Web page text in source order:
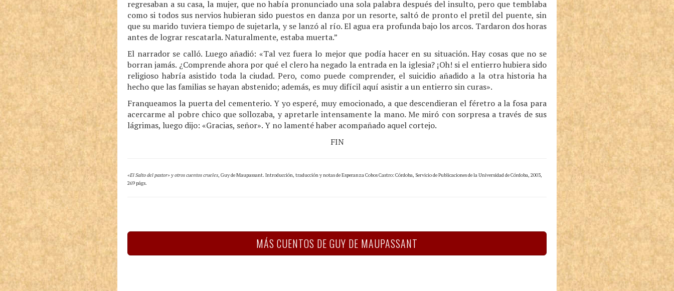
regresaban a su casa, la mujer, que no había pronunciado una sola palabra después del insulto, pero que temblaba
como si todos sus nervios hubieran sido puestos en danza por un resorte, saltó de pronto el pretil del puente, sin
que su marido tuviera tiempo de sujetarla, y se lanzó al río. El agua era profunda bajo los arcos. Tardaron dos horas
antes de lograr rescatarla. Naturalmente, estaba muerta.”
El narrador se calló. Luego añadió: «Tal vez fuera lo mejor que podía hacer en su situación. Hay cosas que no se
borran jamás. ¿Comprende ahora por qué el clero ha negado la entrada en la iglesia? ¡Oh! si el entierro hubiera sido
religioso habría asistido toda la ciudad. Pero, como puede comprender, el suicidio añadido a la otra historia ha
hecho que las familias se hayan abstenido; además, es muy difícil aquí asistir a un entierro sin curas».
Franqueamos la puerta del cementerio. Y yo esperé, muy emocionado, a que descendieran el féretro a la fosa para
acercarme al pobre chico que sollozaba, y apretarle intensamente la mano. Me miró con sorpresa a través de sus
lágrimas, luego dijo: «Gracias, señor». Y no lamenté haber acompañado aquel cortejo.
FIN
«El Salto del pastor» y otros cuentos crueles, Guy de Maupassant. Introducción, traducción y notas de Esperanza Cobos Castro: Córdoba, Servicio de Publicaciones de la Universidad de Córdoba, 2003,
269 págs.
MÁS CUENTOS DE GUY DE MAUPASSANT